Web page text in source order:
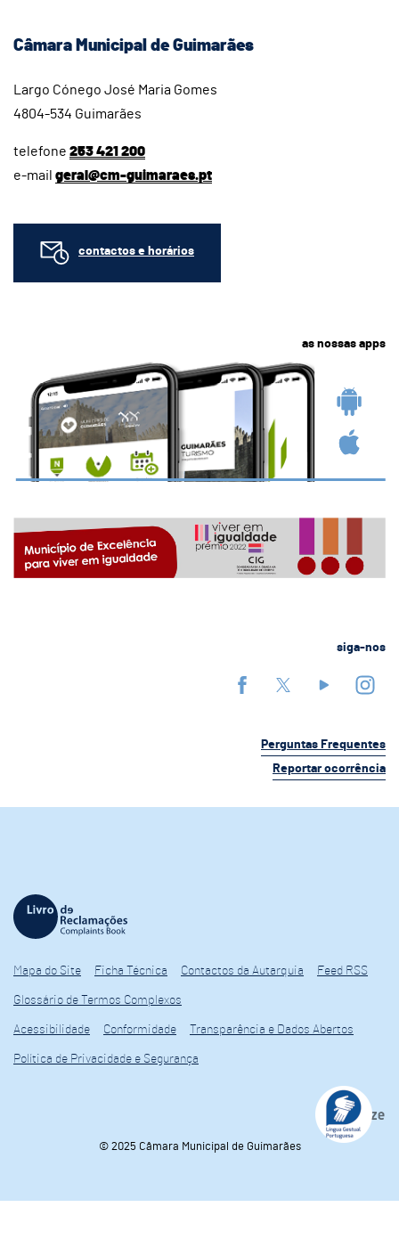
Câmara Municipal de Guimarães
Largo Cónego José Maria Gomes
4804-534 Guimarães
telefone 253 421 200
e-mail geral@cm-guimaraes.pt
contactos e horários
as nossas apps
siga-nos
Perguntas Frequentes
Reportar ocorrência
Mapa do Site Ficha Técnica Contactos da Autarquia Feed RSS
Glossário de Termos Complexos
Acessibilidade Conformidade Transparência e Dados Abertos
Política de Privacidade e Segurança
© 2025 Câmara Municipal de Guimarães